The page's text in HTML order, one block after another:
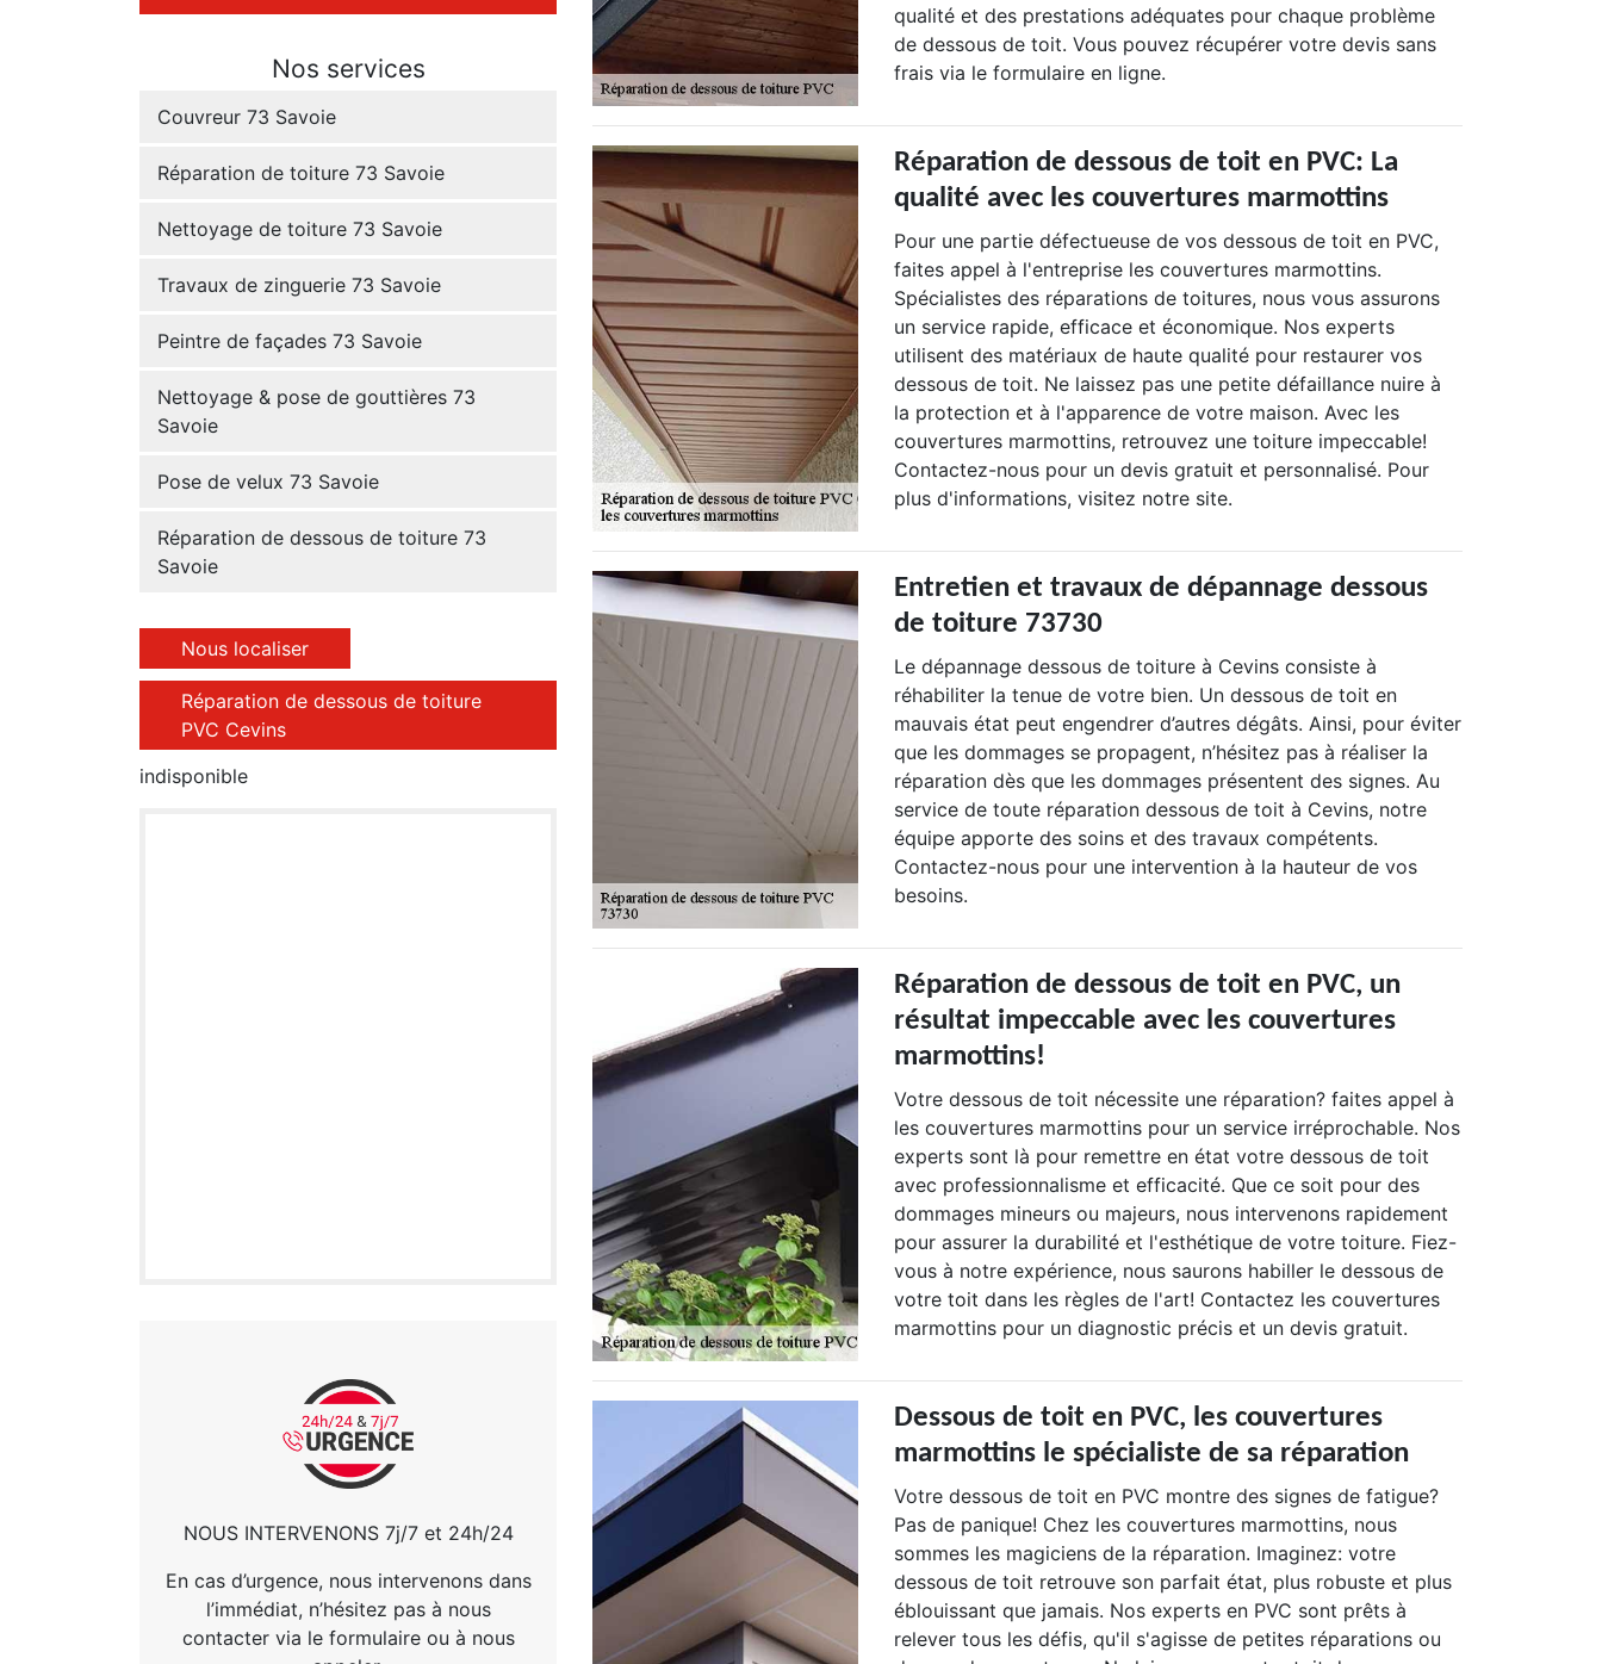
Nos services
Couvreur 73 Savoie
Réparation de toiture 73 Savoie
Nettoyage de toiture 73 Savoie
Travaux de zinguerie 73 Savoie
Peintre de façades 73 Savoie
Nettoyage & pose de gouttières 73
Savoie
Pose de velux 73 Savoie
Réparation de dessous de toiture 73
Savoie
Nous localiser
Réparation de dessous de toiture
PVC Cevins
indisponible
NOUS INTERVENONS 7j/7 et 24h/24
En cas d’urgence, nous intervenons dans
l’immédiat, n’hésitez pas à nous
contacter via le formulaire ou à nous
qualité et des prestations adéquates pour chaque problème
de dessous de toit. Vous pouvez récupérer votre devis sans
frais via le formulaire en ligne.
Réparation de dessous de toit en PVC: La
qualité avec les couvertures marmottins
Pour une partie défectueuse de vos dessous de toit en PVC,
faites appel à l'entreprise les couvertures marmottins.
Spécialistes des réparations de toitures, nous vous assurons
un service rapide, efficace et économique. Nos experts
utilisent des matériaux de haute qualité pour restaurer vos
dessous de toit. Ne laissez pas une petite défaillance nuire à
la protection et à l'apparence de votre maison. Avec les
couvertures marmottins, retrouvez une toiture impeccable!
Contactez-nous pour un devis gratuit et personnalisé. Pour
plus d'informations, visitez notre site.
Entretien et travaux de dépannage dessous
de toiture 73730
Le dépannage dessous de toiture à Cevins consiste à
réhabiliter la tenue de votre bien. Un dessous de toit en
mauvais état peut engendrer d’autres dégâts. Ainsi, pour éviter
que les dommages se propagent, n’hésitez pas à réaliser la
réparation dès que les dommages présentent des signes. Au
service de toute réparation dessous de toit à Cevins, notre
équipe apporte des soins et des travaux compétents.
Contactez-nous pour une intervention à la hauteur de vos
besoins.
Réparation de dessous de toit en PVC, un
résultat impeccable avec les couvertures
marmottins!
Votre dessous de toit nécessite une réparation? faites appel à
les couvertures marmottins pour un service irréprochable. Nos
experts sont là pour remettre en état votre dessous de toit
avec professionnalisme et efficacité. Que ce soit pour des
dommages mineurs ou majeurs, nous intervenons rapidement
pour assurer la durabilité et l'esthétique de votre toiture. Fiez-
vous à notre expérience, nous saurons habiller le dessous de
votre toit dans les règles de l'art! Contactez les couvertures
marmottins pour un diagnostic précis et un devis gratuit.
Dessous de toit en PVC, les couvertures
marmottins le spécialiste de sa réparation
Votre dessous de toit en PVC montre des signes de fatigue?
Pas de panique! Chez les couvertures marmottins, nous
sommes les magiciens de la réparation. Imaginez: votre
dessous de toit retrouve son parfait état, plus robuste et plus
éblouissant que jamais. Nos experts en PVC sont prêts à
relever tous les défis, qu'il s'agisse de petites réparations ou